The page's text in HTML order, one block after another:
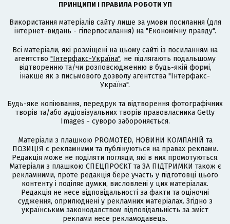
ПРИНЦИПИ І ПРАВИЛА РОБОТИ УП
Використання матеріалів сайту лише за умови посилання (для
інтернет-видань - гіперпосилання) на "Економічну правду".
Всі матеріали, які розміщені на цьому сайті із посиланням на
агентство "Інтерфакс-Україна", не підлягають подальшому
відтворенню та/чи розповсюдженню в будь-якій формі,
інакше як з письмового дозволу агентства "Інтерфакс-
Україна".
Будь-яке копіювання, передрук та відтворення фотографічних
творів та/або аудіовізуальних творів правовласника Getty
Images - суворо забороняється.
Матеріали з плашкою PROMOTED, НОВИНИ КОМПАНІЙ та
ПОЗИЦІЯ є рекламними та публікуються на правах реклами.
Редакція може не поділяти погляди, які в них промотуються.
Матеріали з плашкою СПЕЦПРОЄКТ та ЗА ПІДТРИМКИ також є
рекламними, проте редакція бере участь у підготовці цього
контенту і поділяє думки, висловлені у цих матеріалах.
Редакція не несе відповідальності за факти та оціночні
судження, оприлюднені у рекламних матеріалах. Згідно з
українським законодавством відповідальність за зміст
реклами несе рекламодавець.